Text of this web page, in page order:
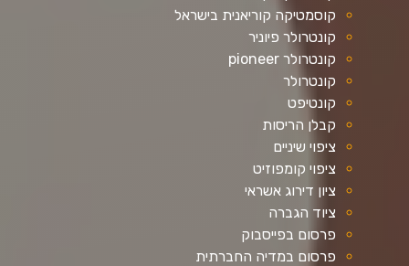
קוסמטיקה קוריאנית בישראל
קונטרולר פיוניר
קונטרולר pioneer
קונטרולר
קונטיפט
קבלן הריסות
ציפוי שיניים
ציפוי קומפוזיט
ציון דירוג אשראי
ציוד הגברה
פרסום בפייסבוק
פרסום במדיה החברתית